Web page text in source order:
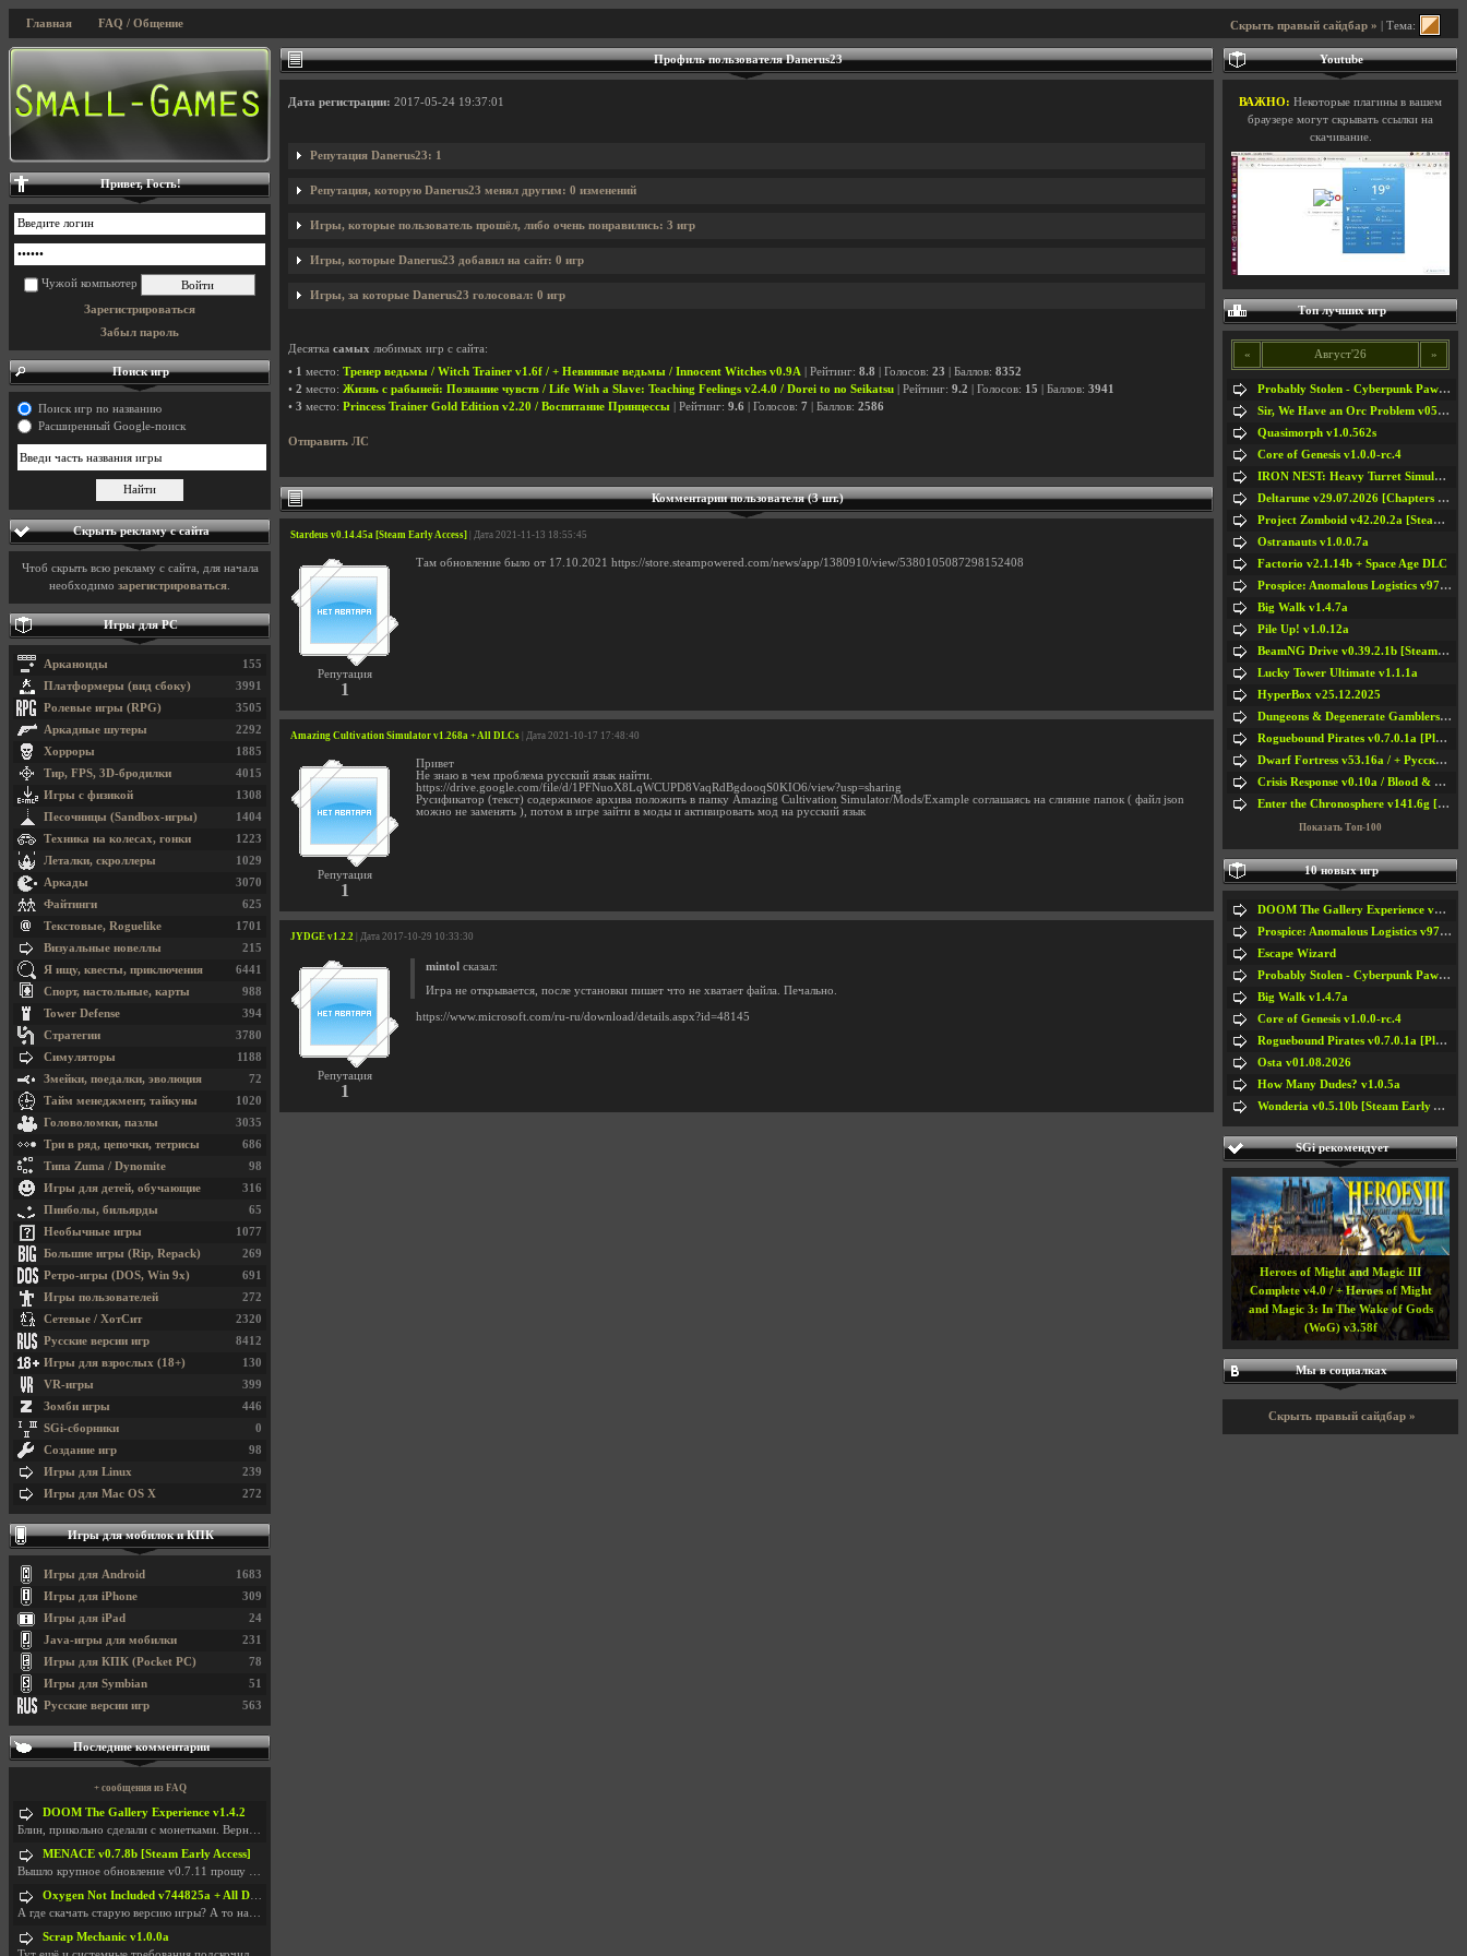
Скрыть правый сайдбар » | Тема:
Главная FAQ / Общение
Профиль пользователя Danerus23
Дата регистрации: 2017-05-24 19:37:01
Репутация Danerus23: 1
Репутация, которую Danerus23 менял другим: 0 изменений
Игры, которые пользователь прошёл, либо очень понравились: 3 игр
Игры, которые Danerus23 добавил на сайт: 0 игр
Игры, за которые Danerus23 голосовал: 0 игр
Десятка самых любимых игр с сайта:
• 1 место: Тренер ведьмы / Witch Trainer v1.6f / + Невинные ведьмы / Innocent Witches v0.9A | Рейтинг: 8.8 | Голосов: 23 | Баллов: 8352
• 2 место: Жизнь с рабыней: Познание чувств / Life With a Slave: Teaching Feelings v2.4.0 / Dorei to no Seikatsu | Рейтинг: 9.2 | Голосов: 15 | Баллов: 3941
• 3 место: Princess Trainer Gold Edition v2.20 / Воспитание Принцессы | Рейтинг: 9.6 | Голосов: 7 | Баллов: 2586
Отправить ЛС
Комментарии пользователя (3 шт.)
Stardeus v0.14.45a [Steam Early Access] | Дата 2021-11-13 18:55:45
Репутация
1
Там обновление было от 17.10.2021 https://store.steampowered.com/news/app/1380910/view/5380105087298152408
Amazing Cultivation Simulator v1.268a + All DLCs | Дата 2021-10-17 17:48:40
Репутация
1
Привет
Не знаю в чем проблема русский язык найти.
https://drive.google.com/file/d/1PFNuoX8LqWCUPD8VaqRdBgdooqS0KIO6/view?usp=sharing
Русификатор (текст) содержимое архива положить в папку Amazing Cultivation Simulator/Mods/Example соглашаясь на слияние папок ( файл json
можно не заменять ), потом в игре зайти в моды и активировать мод на русский язык
JYDGE v1.2.2 | Дата 2017-10-29 10:33:30
Репутация
1
mintol сказал:
Игра не открывается, после установки пишет что не хватает файла. Печально.
https://www.microsoft.com/ru-ru/download/details.aspx?id=48145
Привет, Гость!
Чужой компьютер
Зарегистрироваться
Забыл пароль
Поиск игр
Поиск игр по названию
Расширенный Google-поиск
Скрыть рекламу с сайта
Чтоб скрыть всю рекламу с сайта, для начала
необходимо зарегистрироваться
Игры для PC
155
Арканоиды
3991
Платформеры (вид сбоку)
3505
Ролевые игры (RPG)
2292
Аркадные шутеры
1885
Хорроры
4015
Тир, FPS, 3D-бродилки
1308
Игры с физикой
1404
Песочницы (Sandbox-игры)
1223
Техника на колесах, гонки
1029
Леталки, скроллеры
3070
Аркады
625
Файтинги
1701
Текстовые, Roguelike
215
Визуальные новеллы
6441
Я ищу, квесты, приключения
988
Спорт, настольные, карты
394
Tower Defense
3780
Стратегии
1188
Симуляторы
72
Змейки, поедалки, эволюция
1020
Тайм менеджмент, тайкуны
3035
Головоломки, пазлы
686
Три в ряд, цепочки, тетрисы
98
Типа Zuma / Dynomite
316
Игры для детей, обучающие
65
Пинболы, бильярды
1077
Необычные игры
269
Большие игры (Rip, Repack)
691
Ретро-игры (DOS, Win 9x)
272
Игры пользователей
2320
Сетевые / ХотСит
8412
Русские версии игр
130
Игры для взрослых (18+)
399
VR-игры
446
Зомби игры
0
SGi-сборники
98
Создание игр
239
Игры для Linux
272
Игры для Mac OS X
Игры для мобилок и КПК
1683
Игры для Android
309
Игры для iPhone
24
Игры для iPad
231
Java-игры для мобилки
78
Игры для КПК (Pocket PC)
51
Игры для Symbian
563
Русские версии игр
Последние комментарии
+ сообщения из FAQ
DOOM The Gallery Experience v1.4.2
Блин, прикольно сделали с монетками. Вернулся в св
MENACE v0.7.8b [Steam Early Access]
Вышло крупное обновление v0.7.11 прошу обновить
Oxygen Not Included v744825a + All DLC
А где скачать старую версию игры? А то на новой но
Scrap Mechanic v1.0.0a
Youtube
ВАЖНО: Некоторые плагины в вашем
браузере могут скрывать ссылки на
скачивание.
Топ лучших игр
« Август'26 »
Probably Stolen - Cyberpunk Pawnshop Simulator v048c [Playtest]
Sir, We Have an Orc Problem v05.08.2026
Quasimorph v1.0.562s
Core of Genesis v1.0.0-rc.4
IRON NEST: Heavy Turret Simulator v1.0a
Deltarune v29.07.2026 [Chapters 1-5] / + RUS [Chapters 1-5]
Project Zomboid v42.20.2a [Steam Early Access]
Ostranauts v1.0.0.7a
Factorio v2.1.14b + Space Age DLC
Prospice: Anomalous Logistics v97 [Playtest]
Big Walk v1.4.7a
Pile Up! v1.0.12a
BeamNG Drive v0.39.2.1b [Steam Early Access]
Lucky Tower Ultimate v1.1.1a
HyperBox v25.12.2025
Dungeons & Degenerate Gamblers v2.0.2a
Roguebound Pirates v0.7.0.1a [Playtest]
Dwarf Fortress v53.16a / + Русская Версия v50.12a
Crisis Response v0.10a / Blood & Bullet
Enter the Chronosphere v141.6g [Steam Early Access]
Показать Топ-100
10 новых игр
DOOM The Gallery Experience v1.4.2
Prospice: Anomalous Logistics v97 [Playtest]
Escape Wizard
Probably Stolen - Cyberpunk Pawnshop Simulator v048c [Playtest]
Big Walk v1.4.7a
Core of Genesis v1.0.0-rc.4
Roguebound Pirates v0.7.0.1a [Playtest]
Osta v01.08.2026
How Many Dudes? v1.0.5a
Wonderia v0.5.10b [Steam Early Access]
SGi рекомендует
Heroes of Might and Magic III
Complete v4.0 / + Heroes of Might
and Magic 3: In The Wake of Gods
(WoG) v3.58f
Мы в социалках
Скрыть правый сайдбар »